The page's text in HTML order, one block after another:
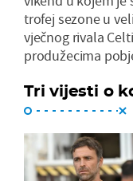
trofej sezone u
vječnog rivala
produžecima
Tri vijesti o